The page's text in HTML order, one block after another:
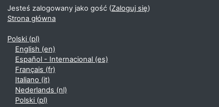
Jesteś zalogowany jako gość (Zaloguj się)
Strona główna
Polski ‎(pl)‎
English ‎(en)‎
Español - Internacional ‎(es)‎
Français ‎(fr)‎
Italiano ‎(it)‎
Nederlands ‎(nl)‎
Polski ‎(pl)‎